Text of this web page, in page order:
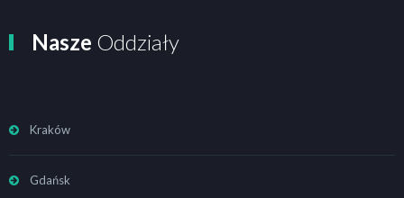
Nasze Oddziały
Kraków
Gdańsk